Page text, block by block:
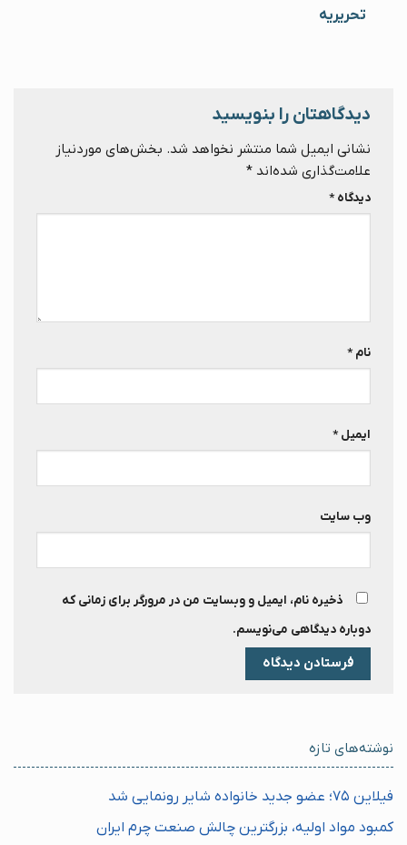
تحریریه
دیدگاهتان را بنویسید
نشانی ایمیل شما منتشر نخواهد شد. بخش‌های موردنیاز
علامت‌گذاری شده‌اند *
دیدگاه*
نام*
ایمیل*
وب‌ سایت
ذخیره نام، ایمیل و وبسایت من در مرورگر برای زمانی که
دوباره دیدگاهی می‌نویسم.
نوشته‌های تازه
فیلاین ۷۵؛ عضو جدید خانواده شایر رونمایی شد
کمبود مواد اولیه، بزرگترین چالش صنعت چرم ایران